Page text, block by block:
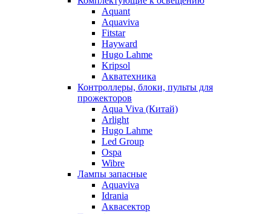
Aquant
Aquaviva
Fitstar
Hayward
Hugo Lahme
Kripsol
Акватехника
Контроллеры, блоки, пульты для
прожекторов
Aqua Viva (Китай)
Arlight
Hugo Lahme
Led Group
Ospa
Wibre
Лампы запасные
Aquaviva
Idrania
Аквасектор